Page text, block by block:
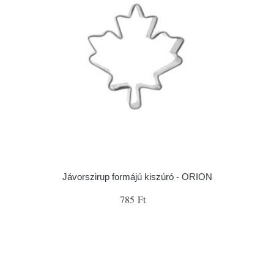
Jávorszirup formájú kiszúró - ORION
785 Ft